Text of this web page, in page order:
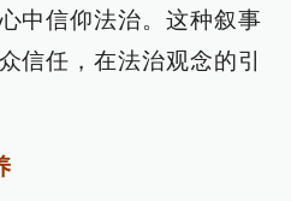
中信仰法治。这种叙事
信任，在法治观念的引